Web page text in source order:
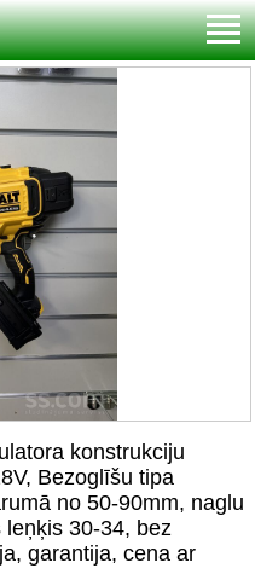
konstrukciju
Bezoglīšu tipa
no 50-90mm, naglu
30-34, bez
garantija, cena ar